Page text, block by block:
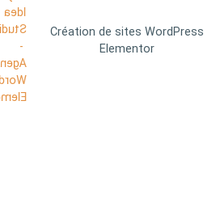
Création de sites WordPress
Elementor